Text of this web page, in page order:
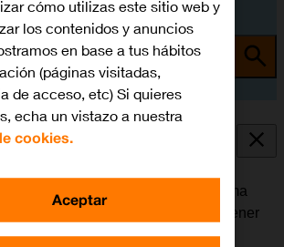
o tema
de Modo Oscuro
el móvil para que cambie a un tema
utilizarlo en un entorno oscuro sin tener
Además es posible crear un
cómo utilizas este sitio web y
los contenidos y anuncios
en base a tus hábitos
(páginas visitadas,
de acceso, etc) Si quieres
echa un vistazo a nuestra
cookies.
Aceptar